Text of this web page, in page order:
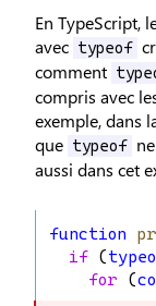
En TypeScript,
avec typeof
comment
compris avec
exemple, dans
que typeof
aussi dans cet
function
if (
for (